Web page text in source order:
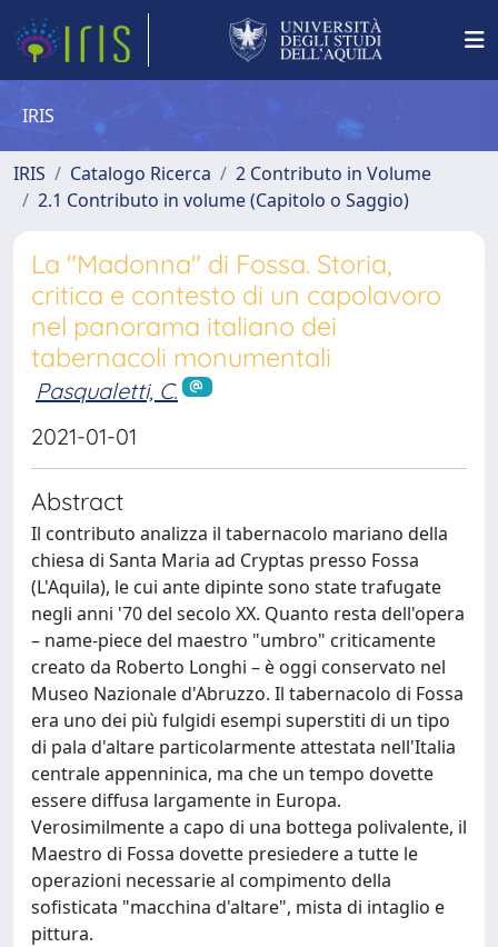
IRIS
IRIS Catalogo Ricerca
2 Contributo in Volume
2.1 Contributo in volume (Capitolo o Saggio)
La "Madonna" di Fossa. Storia,
critica e contesto di un capolavoro
nel panorama italiano dei
tabernacoli monumentali
Pasqualetti, C.
2021-01-01
Abstract
Il contributo analizza il tabernacolo mariano della
chiesa di Santa Maria ad Cryptas presso Fossa
(L'Aquila), le cui ante dipinte sono state trafugate
negli anni '70 del secolo XX. Quanto resta dell'opera
– name-piece del maestro "umbro" criticamente
creato da Roberto Longhi – è oggi conservato nel
Museo Nazionale d'Abruzzo. Il tabernacolo di Fossa
era uno dei più fulgidi esempi superstiti di un tipo
di pala d'altare particolarmente attestata nell'Italia
centrale appenninica, ma che un tempo dovette
essere diffusa largamente in Europa.
Verosimilmente a capo di una bottega polivalente, il
Maestro di Fossa dovette presiedere a tutte le
operazioni necessarie al compimento della
sofisticata "macchina d'altare", mista di intaglio e
pittura.